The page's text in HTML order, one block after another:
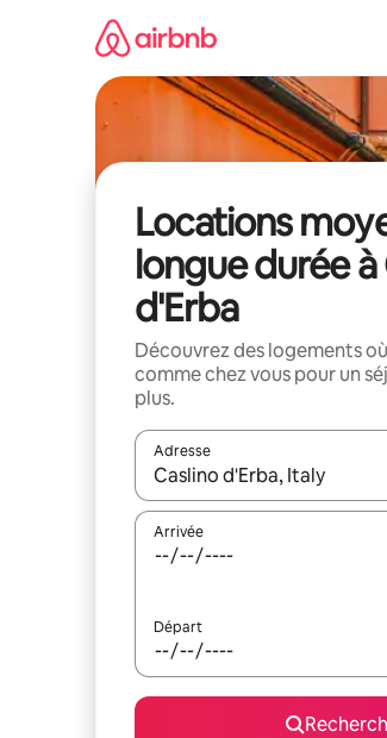
Locations
longue durée à
d'Erba
Découvrez des logements
comme chez vous pour un
plus.
Adresse
Lorsque les résultats
Arrivée
Départ